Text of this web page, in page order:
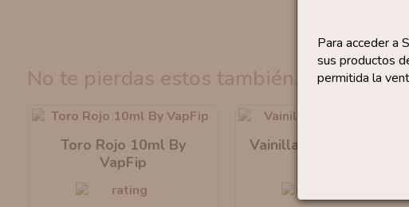
Para acceder a
sus productos
permitida la
no te pierdas estos también...
Toro Rojo 10ml By
VapFip
Vainilla 10ml By VapFip